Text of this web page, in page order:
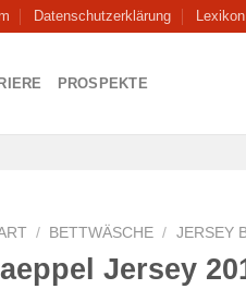
Datenschutzerklärung Lexikon
PROSPEKTE
/ BETTWÄSCHE / JERSEY
Jersey